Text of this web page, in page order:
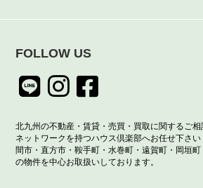
FOLLOW US
北九州の不動産・賃貸・売買・買取に関するご
ネットワークを持つハウス倶楽部へお任せ下さ
間市・直方市・鞍手町・水巻町・遠賀町・岡垣
の物件を中心お取扱いしております。